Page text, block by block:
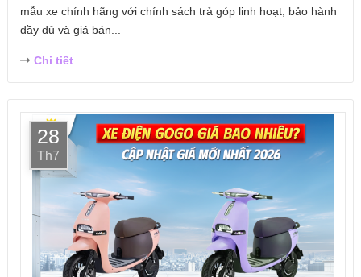
mẫu xe chính hãng với chính sách trả góp linh hoạt, bảo hành
đầy đủ và giá bán...
Chi tiết
28
Th7